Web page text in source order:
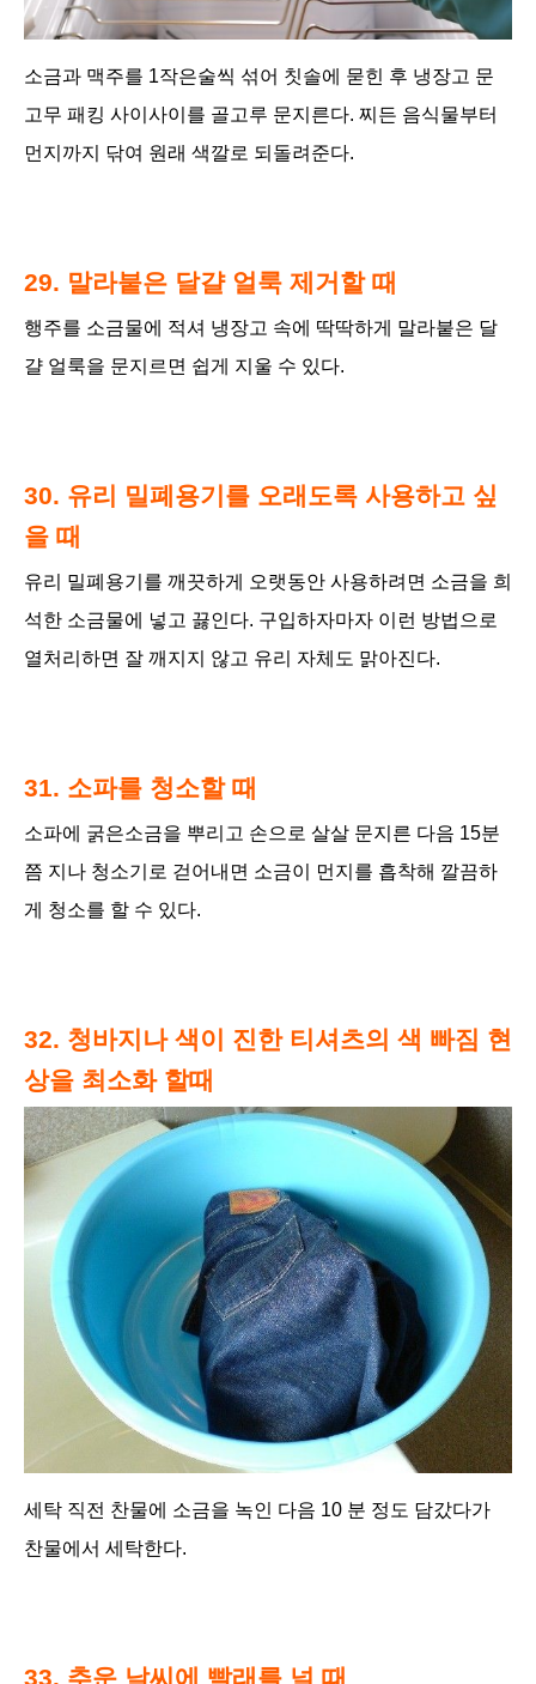
소금과 맥주를 1작은술씩 섞어 칫솔에 묻힌 후 냉장고 문
고무 패킹 사이사이를 골고루 문지른다. 찌든 음식물부터
먼지까지 닦여 원래 색깔로 되돌려준다.
29. 말라붙은 달걀 얼룩 제거할 때
행주를 소금물에 적셔 냉장고 속에 딱딱하게 말라붙은 달
걀 얼룩을 문지르면 쉽게 지울 수 있다.
30. 유리 밀폐용기를 오래도록 사용하고 싶
을 때
유리 밀폐용기를 깨끗하게 오랫동안 사용하려면 소금을 희
석한 소금물에 넣고 끓인다. 구입하자마자 이런 방법으로
열처리하면 잘 깨지지 않고 유리 자체도 맑아진다.
31. 소파를 청소할 때
소파에 굵은소금을 뿌리고 손으로 살살 문지른 다음 15분
쯤 지나 청소기로 걷어내면 소금이 먼지를 흡착해 깔끔하
게 청소를 할 수 있다.
32. 청바지나 색이 진한 티셔츠의 색 빠짐 현
상을 최소화 할때
세탁 직전 찬물에 소금을 녹인 다음 10 분 정도 담갔다가
찬물에서 세탁한다.
33. 추운 날씨에 빨래를 널 때